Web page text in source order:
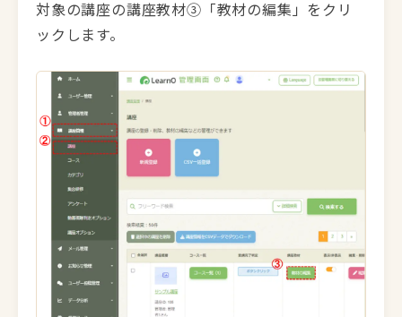
対象の講座の講座教材③「教材の編集」をクリ
ックします。